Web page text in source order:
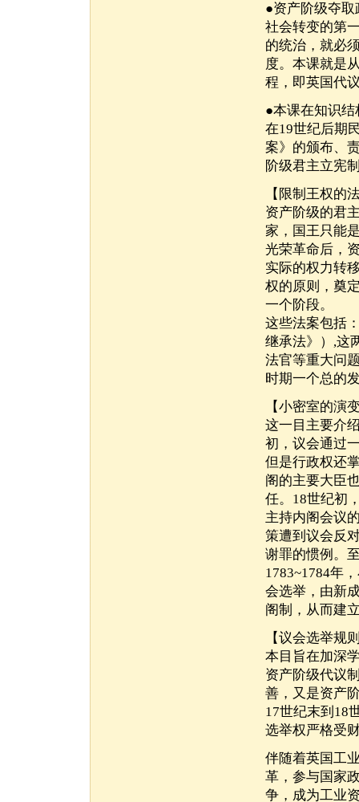
●资产阶级夺
社会转变的第
的统治，就必
度。本课就是
程，即英国代
●本课在知识
在19世纪后期
案》的颁布、
阶级君主立宪
【限制王权的
资产阶级的君
家，国王只能
光荣革命后，
实际的权力转
权的原则，奠
一个阶段。
这些法案包括
继承法》）,这
法官等重大问
时期一个总的
【小密室的演
这一目主要介
初，议会通过
但是行政权还
阁的主要大臣
任。18世纪初
主持内阁会议
策遭到议会反
谢罪的惯例。
1783~1784年
会选举，由新
阁制，从而建
【议会选举规
本目旨在加深
资产阶级代议
善，又是资产
17世纪末到18
选举权严格受
伴随着英国工
革，参与国家
争，成为工业